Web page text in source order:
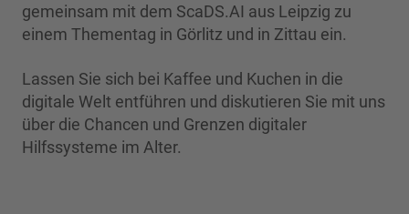
gemeinsam mit dem ScaDS.AI aus Leipzig zu
einem Thementag in Görlitz und in Zittau ein.
Lassen Sie sich bei Kaffee und Kuchen in die
digitale Welt entführen und diskutieren Sie mit uns
über die Chancen und Grenzen digitaler
Hilfssysteme im Alter.